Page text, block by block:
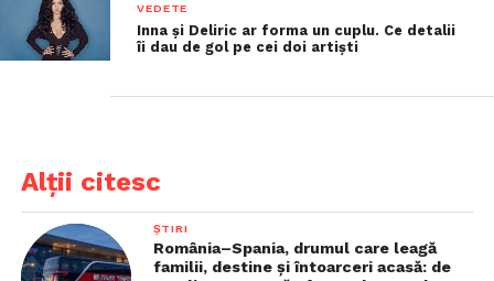
VEDETE
Inna și Deliric ar forma un cuplu. Ce detalii
îi dau de gol pe cei doi artiști
Alții citesc
ȘTIRI
România–Spania, drumul care leagă
familii, destine și întoarceri acasă: de